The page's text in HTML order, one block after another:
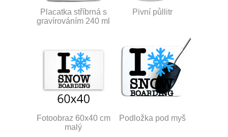
Placatka stříbrná s
gravírováním 240 ml
Pivní půllitr
Fotoobraz 60x40 cm
malý
Podložka pod myš